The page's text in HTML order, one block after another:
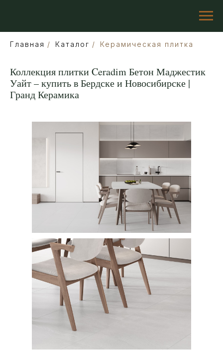
Главная / Каталог / Керамическая плитка
Коллекция плитки Ceradim Бетон Маджестик
Уайт – купить в Бердске и Новосибирске |
Гранд Керамика